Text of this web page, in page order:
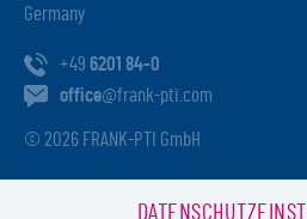
Germany
+49 6201 84-0
office@frank-pti.com
© 2026 FRANK-PTI GmbH